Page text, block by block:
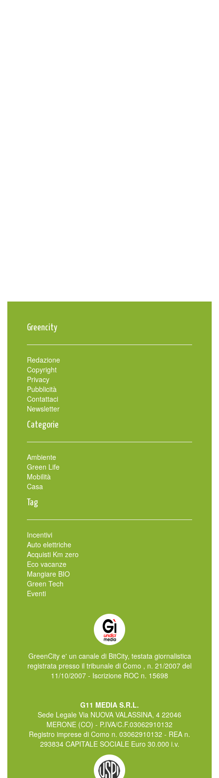
Greencity
Redazione
Copyright
Privacy
Pubblicità
Contattaci
Newsletter
Categorie
Ambiente
Green Life
Mobilità
Casa
Tag
Incentivi
Auto elettriche
Acquisti Km zero
Eco vacanze
Mangiare BIO
Green Tech
Eventi
GreenCity e' un canale di BitCity, testata giornalistica
registrata presso il tribunale di Como , n. 21/2007 del
11/10/2007 - Iscrizione ROC n. 15698
G11 MEDIA S.R.L.
Sede Legale Via NUOVA VALASSINA, 4 22046
MERONE (CO) - P.IVA/C.F.03062910132
Registro imprese di Como n. 03062910132 - REA n.
293834 CAPITALE SOCIALE Euro 30.000 i.v.